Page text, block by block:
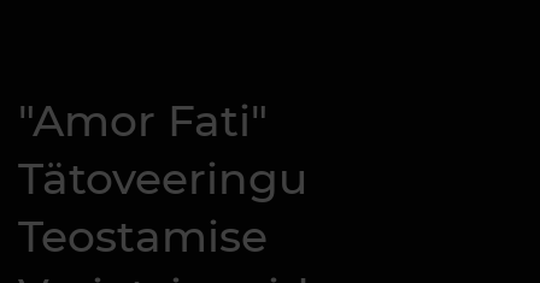
"Amor Fati"
Tätoveeringu
Teostamise